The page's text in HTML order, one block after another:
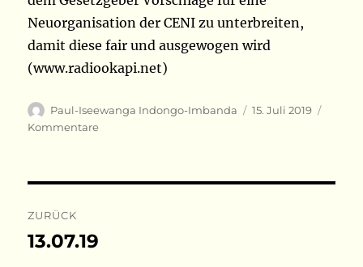
Neuorganisation der CENI zu unterbreiten,
damit diese fair und ausgewogen wird
(www.radiookapi.net)
Autor
Paul-Iseewanga Indongo-Imbanda
Veröffentlicht
15. Juli 2019
Kommentare
ZURÜCK
Vorheriger
13.07.19